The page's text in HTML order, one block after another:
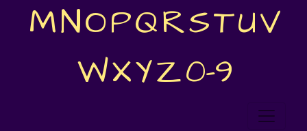
MNOPQRSTUV
WXYZ0-9